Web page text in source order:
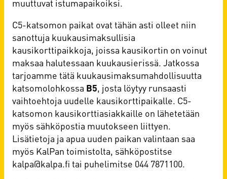
muuttuvat istumapaikoiksi.
C5-katsomon paikat ovat tähän asti olleet niin
sanottuja kuukausimaksullisia
kausikorttipaikkoja, joissa kausikortin on voinut
maksaa halutessaan kuukausierissä. Jatkossa
tarjoamme tätä kuukausimaksumahdollisuutta
katsomolohkossa B5, josta löytyy runsaasti
vaihtoehtoja uudelle kausikorttipaikalle. C5-
katsomon kausikorttiasiakkaille on lähetetään
myös sähköpostia muutokseen liittyen.
Lisätietoja ja apua uuden paikan valintaan saa
myös KalPan toimistolta, sähköpostitse
kalpa@kalpa.fi tai puhelimitse 044 7871100.